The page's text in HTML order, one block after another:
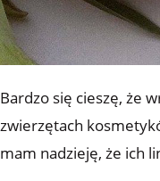
Bardzo się cieszę, że
zwierzętach
mam nadzieję, że ich